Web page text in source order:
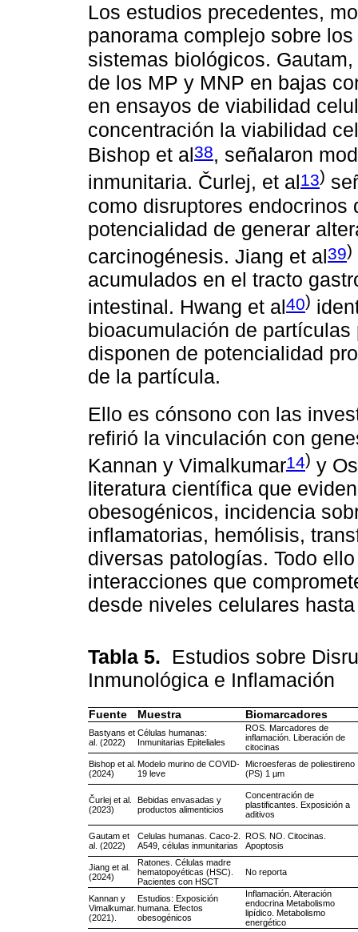
Los estudios precedentes,
panorama complejo sobre
sistemas biológicos.
de los MP y MNP en bajas
en ensayos de viabilidad
concentración la viabilidad
Bishop et al38, señalaron
inmunitaria. Čurlej, et al13)
como disruptores endocrinos
potencialidad de generar
carcinogénesis. Jiang et al39)
acumulados en el tracto
intestinal. Hwang et al40)
bioacumulación de
disponen de potencialidad
de la partícula.
Ello es cónsono con las
refirió la vinculación con
Kannan y Vimalkumar14) y
literatura científica que
obesogénicos, incidencia
inflamatorias, hemólisis,
diversas patologías. Todo
interacciones que
desde niveles celulares
Tabla 5. Estudios sobre
Inmunológica e Inflamación
Fuente Muestra Biomarcadores
Bastyans et
al. (2022)
Células humanas:
Inmunitarias Epiteliales
ROS. Marcadores de
inflamación. Liberación de
citocinas
Bishop et al.
(2024)
Modelo murino de COVID-
19 leve
Microesferas de poliestireno
(PS) 1 µm
Čurlej et al.
(2023)
Bebidas envasadas y
productos alimenticios
Concentración de
plastificantes. Exposición a
aditivos
Gautam et
al. (2022)
Celulas humanas. Caco-2.
A549, células inmunitarias
ROS. NO. Citocinas.
Apoptosis
Jiang et al.
(2024)
Ratones. Células madre
hematopoyéticas (HSC).
Pacientes con HSCT
No reporta
Kannan y
Vimalkumar.
(2021).
Estudios: Exposición
humana. Efectos
obesogénicos
Inflamación. Alteración
endocrina Metabolismo
lipídico. Metabolismo
energético